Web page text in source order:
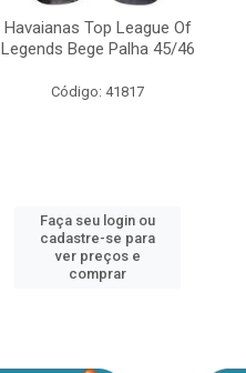
Havaianas Top League Of
Legends Bege Palha 45/46
Código: 41817
Faça seu login ou
cadastre-se para
ver preços e
comprar